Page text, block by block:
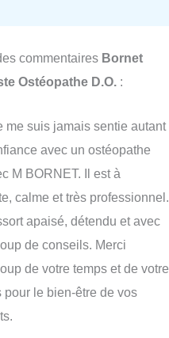
commentaires Bornet
Ostéopathe D.O. :
me suis jamais sentie autant
avec un ostéopathe
M BORNET. Il est à
calme et très professionnel.
apaisé, détendu et avec
de conseils. Merci
de votre temps et de votre
pour le bien-être de vos